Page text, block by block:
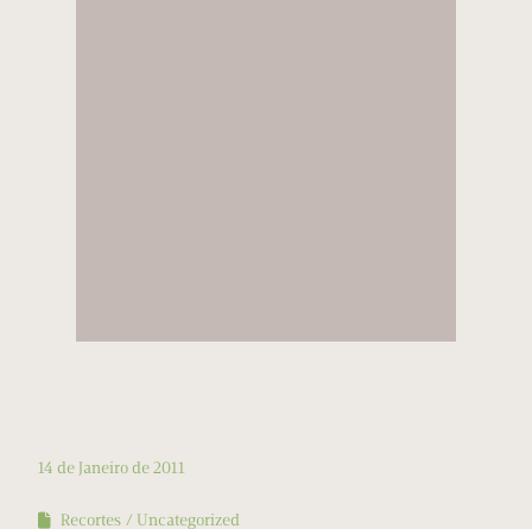
14 de Janeiro de 2011
Recortes
Uncategorized